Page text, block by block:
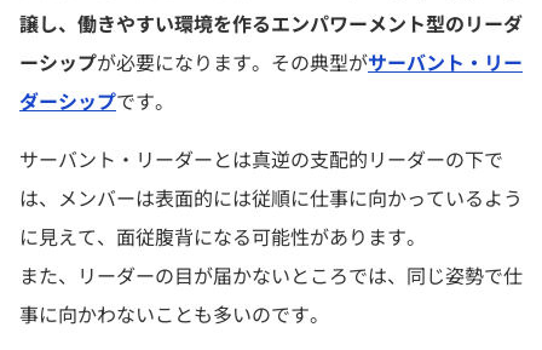
譲し、働きやすい環境を作るエンパワーメント型のリーダ
ーシップが必要になります。その典型がサーバント・リー
ダーシップです。
サーバント・リーダーとは真逆の支配的リーダーの下で
は、メンバーは表面的には従順に仕事に向かっているよう
に見えて、面従腹背になる可能性があります。
また、リーダーの目が届かないところでは、同じ姿勢で仕
事に向かわないことも多いのです。